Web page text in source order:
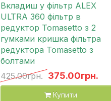
Вкладиш у фільтр ALEX
ULTRA 360 фільтр в
редуктор Tomasetto з 2
гумками кришка фільтра
редуктора Tomasetto з
болтами
425.00грн. 375.00грн.
Купити